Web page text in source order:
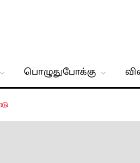
பொழுதுபோக்கு